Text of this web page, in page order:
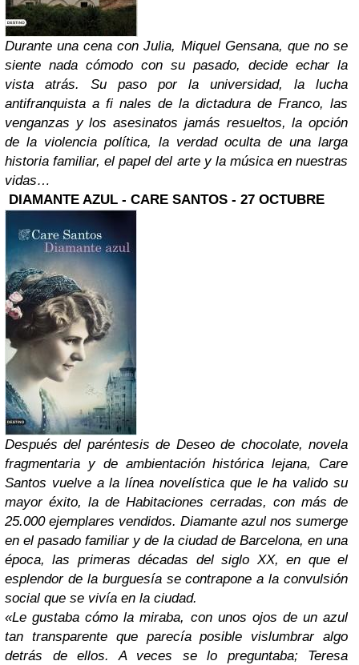
Durante una cena con Julia, Miquel Gensana, que no se
siente nada cómodo con su pasado, decide echar la
vista atrás. Su paso por la universidad, la lucha
antifranquista a fi nales de la dictadura de Franco, las
venganzas y los asesinatos jamás resueltos, la opción
de la violencia política, la verdad oculta de una larga
historia familiar, el papel del arte y la música en nuestras
vidas…
DIAMANTE AZUL - CARE SANTOS - 27 OCTUBRE
Después del paréntesis de Deseo de chocolate, novela
fragmentaria y de ambientación histórica lejana, Care
Santos vuelve a la línea novelística que le ha valido su
mayor éxito, la de Habitaciones cerradas, con más de
25.000 ejemplares vendidos. Diamante azul nos sumerge
en el pasado familiar y de la ciudad de Barcelona, en una
época, las primeras décadas del siglo XX, en que el
esplendor de la burguesía se contrapone a la convulsión
social que se vivía en la ciudad.
«Le gustaba cómo la miraba, con unos ojos de un azul
tan transparente que parecía posible vislumbrar algo
detrás de ellos. A veces se lo preguntaba; Teresa